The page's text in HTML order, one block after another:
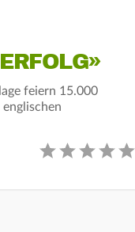
feiern 15.000